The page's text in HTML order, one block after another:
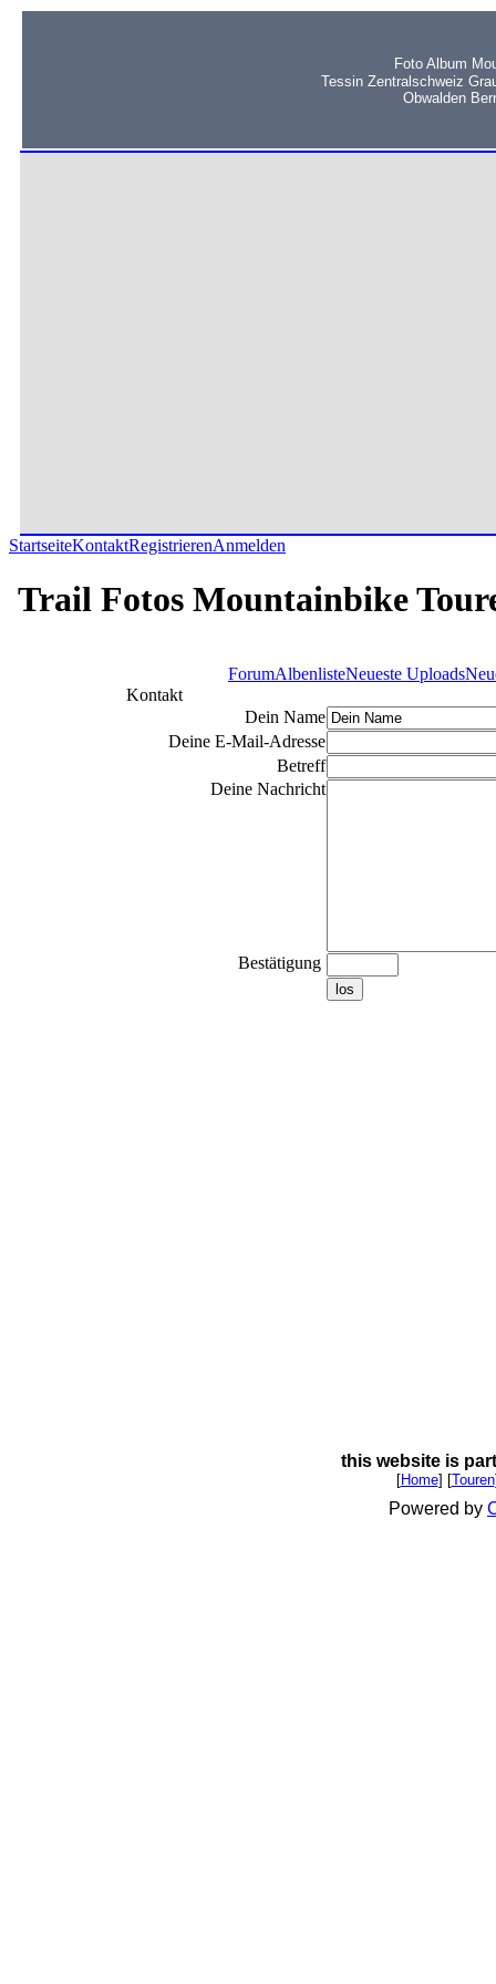
Foto Album
Tessin Zentralschweiz
Obwalden
StartseiteKontaktRegistrierenAnmelden
Trail Fotos Mountainbike
ForumAlbenlisteNeueste Uploads
Kontakt
Dein Name
Deine E-Mail-Adresse
Betreff
Deine Nachricht
Bestätigung
los
this website is
[Home] [Touren
Powered by